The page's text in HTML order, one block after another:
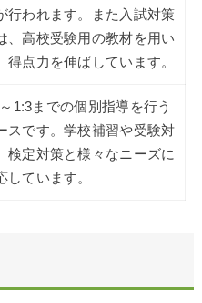
行われます。また入試対策
、高校受験用の教材を用い
得点力を伸ばしています。
1:3までの個別指導を行う
スです。学校補習や受験対
検定対策と様々なニーズに
しています。